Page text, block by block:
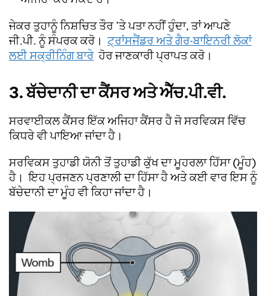
ਜੇਕਰ ਤੁਹਾਨੂੰ ਨਿਸ਼ਚਿਤ ਤੌਰ ’ਤੇ ਪਤਾ ਨਹੀਂ ਹੁੰਦਾ, ਤਾਂ ਆਪਣੇ
ਜੀ.ਪੀ. ਨੂੰ ਸੰਪਰਕ ਕਰੋ।ਟ੍ਰਾਂਸਜੈਂਡਰ ਅਤੇ ਗੈਰ-ਬਾਇਨਰੀ ਲੋਕਾਂ
ਲਈ ਸਕ੍ਰੀਨਿੰਗ ਬਾਰੇ ਹੋਰ ਜਾਣਕਾਰੀ ਪ੍ਰਾਪਤ ਕਰੋ।
3. ਬੱਚੇਦਾਨੀ ਦਾ ਕੈਂਸਰ ਅਤੇ ਐੱਚ.ਪੀ.ਵੀ.
ਸਰਵਾਈਕਲ ਕੈਂਸਰ ਇੱਕ ਅਜਿਹਾ ਕੈਂਸਰ ਹੈ ਜੋ ਸਰਵਿਕਸ ਵਿੱਚ
ਕਿਧਰੇ ਵੀ ਪਾਇਆ ਜਾਂਦਾ ਹੈ।
ਸਰਵਿਕਸ ਤੁਹਾਡੀ ਯੋਨੀ ਤੋਂ ਤੁਹਾਡੀ ਕੁੱਖ ਦਾ ਮੂਹਰਲਾ ਹਿੱਸਾ (ਮੂੰਹ)
ਹੈ। ਇਹ ਪ੍ਰਜਣਨ ਪ੍ਰਣਾਲੀ ਦਾ ਹਿੱਸਾ ਹੈ ਅਤੇ ਕਈ ਵਾਰ ਇਸ ਨੂੰ
ਬੱਚੇਦਾਨੀ ਦਾ ਮੂੰਹ ਵੀ ਕਿਹਾ ਜਾਂਦਾ ਹੈ।